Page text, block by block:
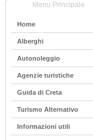
Menu Principale
Home
Alberghi
Αutonoleggio
Agenzie turistiche
Guida di Creta
Turismo Alternativo
Informazioni utili